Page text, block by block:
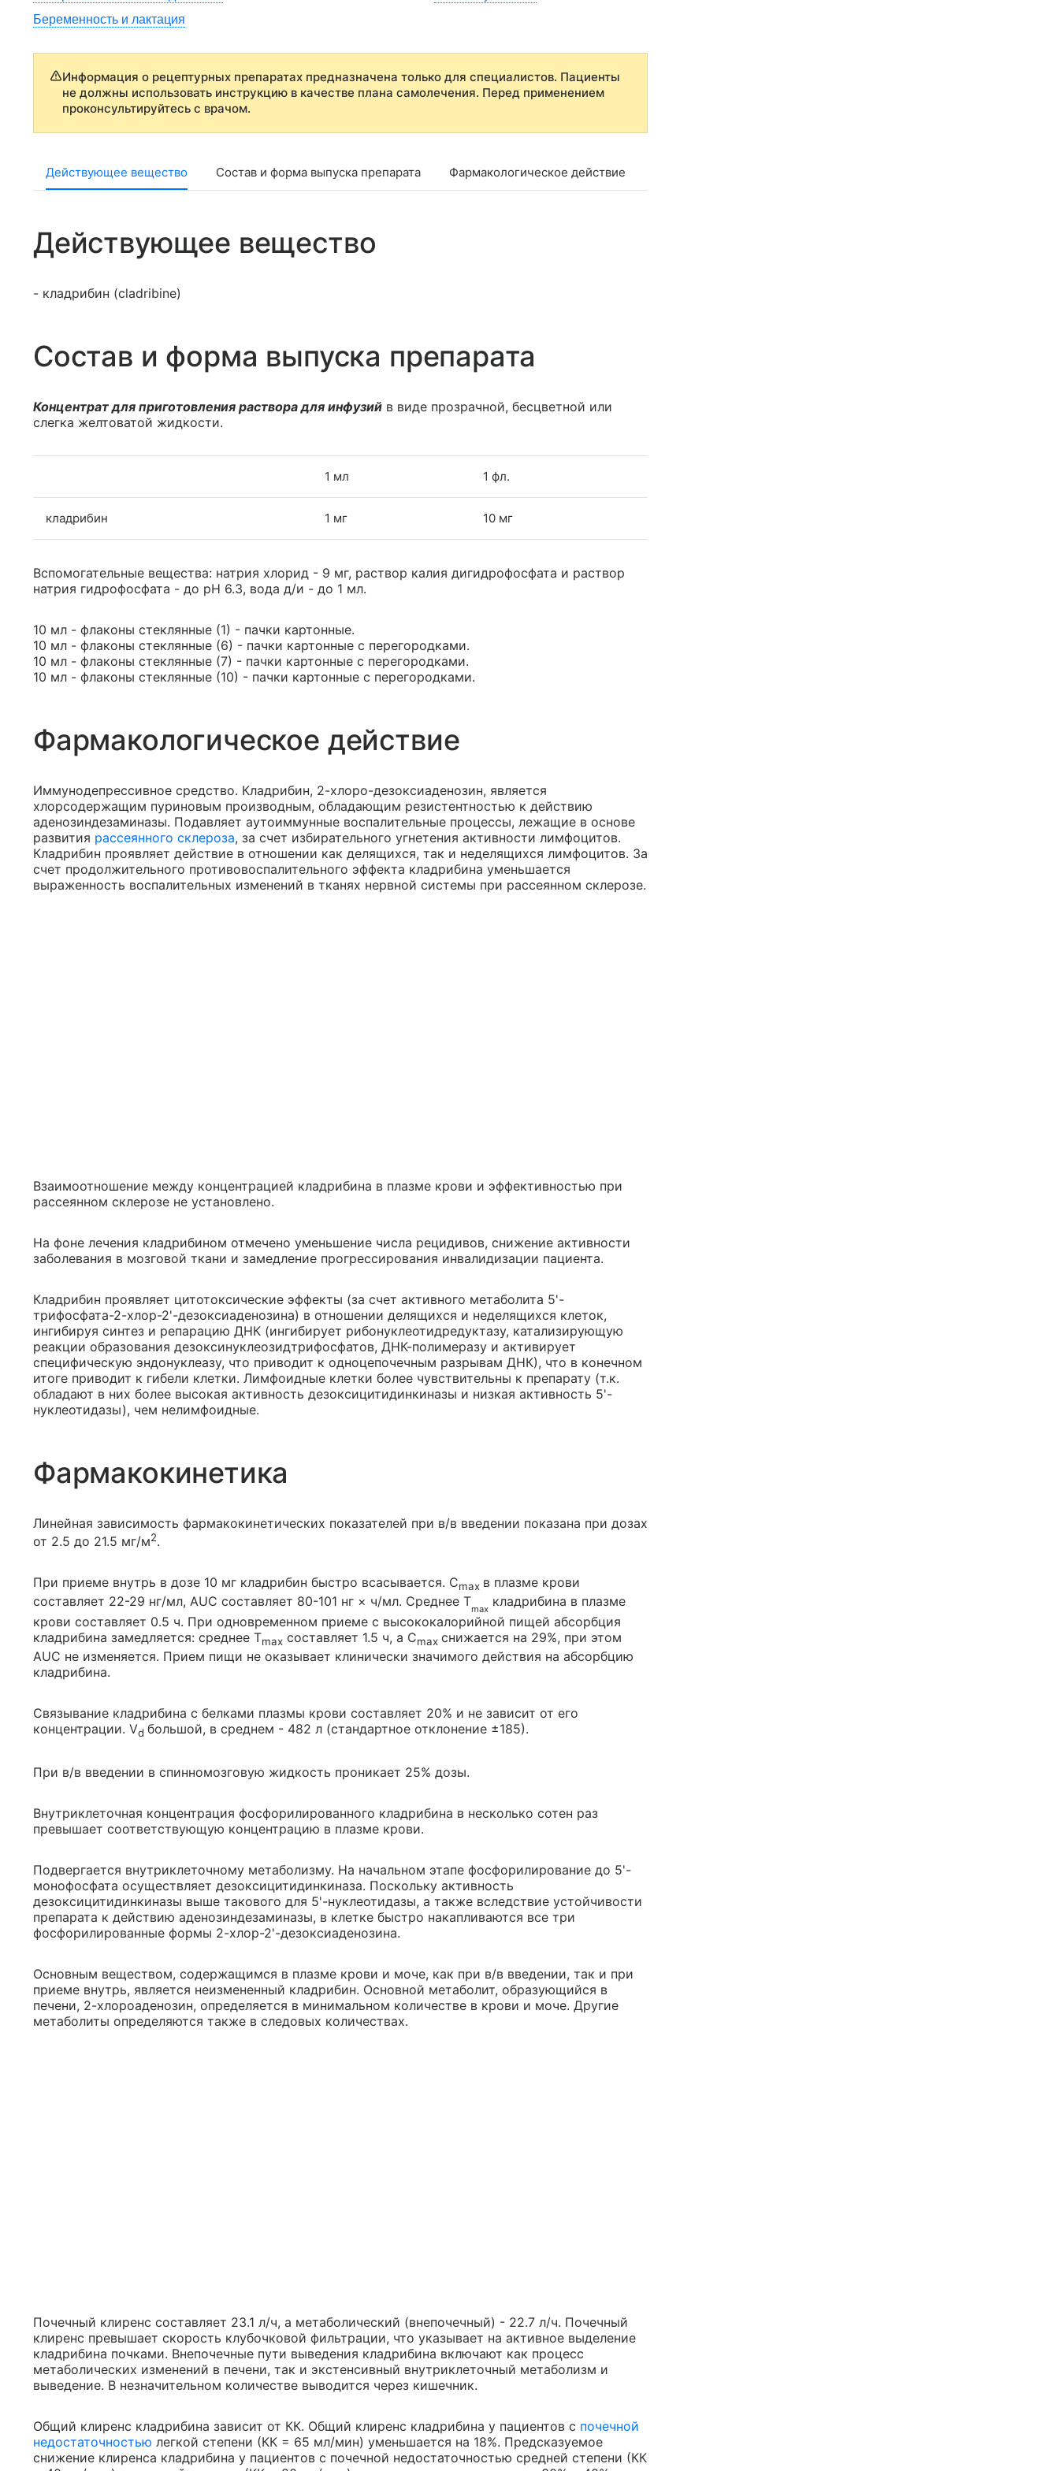
Беременность и лактация
Информация о рецептурных препаратах предназначена только для специалистов. Пациенты
не должны использовать инструкцию в качестве плана самолечения. Перед применением
проконсультируйтесь с врачом.
Действующее вещество Состав и форма выпуска препарата Фармакологическое действие
Действующее вещество
- кладрибин (cladribine)
Состав и форма выпуска препарата
Концентрат для приготовления раствора для инфузий в виде прозрачной, бесцветной или
слегка желтоватой жидкости.
1 мл 1 фл.
кладрибин 1 мг 10 мг
Вспомогательные вещества: натрия хлорид - 9 мг, раствор калия дигидрофосфата и раствор
натрия гидрофосфата - до pH 6.3, вода д/и - до 1 мл.
10 мл - флаконы стеклянные (1) - пачки картонные.
10 мл - флаконы стеклянные (6) - пачки картонные с перегородками.
10 мл - флаконы стеклянные (7) - пачки картонные с перегородками.
10 мл - флаконы стеклянные (10) - пачки картонные с перегородками.
Фармакологическое действие
Иммунодепрессивное средство. Кладрибин, 2-хлоро-дезоксиаденозин, является
хлорсодержащим пуриновым производным, обладающим резистентностью к действию
аденозиндезаминазы. Подавляет аутоиммунные воспалительные процессы, лежащие в основе
развития рассеянного склероза, за счет избирательного угнетения активности лимфоцитов.
Кладрибин проявляет действие в отношении как делящихся, так и неделящихся лимфоцитов. За
счет продолжительного противовоспалительного эффекта кладрибина уменьшается
выраженность воспалительных изменений в тканях нервной системы при рассеянном склерозе.
Взаимоотношение между концентрацией кладрибина в плазме крови и эффективностью при
рассеянном склерозе не установлено.
На фоне лечения кладрибином отмечено уменьшение числа рецидивов, снижение активности
заболевания в мозговой ткани и замедление прогрессирования инвалидизации пациента.
Кладрибин проявляет цитотоксические эффекты (за счет активного метаболита 5'-
трифосфата-2-хлор-2'-дезоксиаденозина) в отношении делящихся и неделящихся клеток,
ингибируя синтез и репарацию ДНК (ингибирует рибонуклеотидредуктазу, катализирующую
реакции образования дезоксинуклеозидтрифосфатов, ДНК-полимеразу и активирует
специфическую эндонуклеазу, что приводит к одноцепочечным разрывам ДНК), что в конечном
итоге приводит к гибели клетки. Лимфоидные клетки более чувствительны к препарату (т.к.
обладают в них более высокая активность дезоксицитидинкиназы и низкая активность 5'-
нуклеотидазы), чем нелимфоидные.
Фармакокинетика
Линейная зависимость фармакокинетических показателей при в/в введении показана при дозах
от 2.5 до 21.5 мг/м2.
При приеме внутрь в дозе 10 мг кладрибин быстро всасывается. Cmax в плазме крови
составляет 22-29 нг/мл, AUC составляет 80-101 нг × ч/мл. Среднее Тmax кладрибина в плазме
крови составляет 0.5 ч. При одновременном приеме с высококалорийной пищей абсорбция
кладрибина замедляется: среднее Тmax составляет 1.5 ч, а Cmax снижается на 29%, при этом
AUC не изменяется. Прием пищи не оказывает клинически значимого действия на абсорбцию
кладрибина.
Связывание кладрибина с белками плазмы крови составляет 20% и не зависит от его
концентрации. Vd большой, в среднем - 482 л (стандартное отклонение ±185).
При в/в введении в спинномозговую жидкость проникает 25% дозы.
Внутриклеточная концентрация фосфорилированного кладрибина в несколько сотен раз
превышает соответствующую концентрацию в плазме крови.
Подвергается внутриклеточному метаболизму. На начальном этапе фосфорилирование до 5'-
монофосфата осуществляет дезоксицитидинкиназа. Поскольку активность
дезоксицитидинкиназы выше такового для 5'-нуклеотидазы, а также вследствие устойчивости
препарата к действию аденозиндезаминазы, в клетке быстро накапливаются все три
фосфорилированные формы 2-хлор-2'-дезоксиаденозина.
Основным веществом, содержащимся в плазме крови и моче, как при в/в введении, так и при
приеме внутрь, является неизмененный кладрибин. Основной метаболит, образующийся в
печени, 2-хлороаденозин, определяется в минимальном количестве в крови и моче. Другие
метаболиты определяются также в следовых количествах.
Почечный клиренс составляет 23.1 л/ч, а метаболический (внепочечный) - 22.7 л/ч. Почечный
клиренс превышает скорость клубочковой фильтрации, что указывает на активное выделение
кладрибина почками. Внепочечные пути выведения кладрибина включают как процесс
метаболических изменений в печени, так и экстенсивный внутриклеточный метаболизм и
выведение. В незначительном количестве выводится через кишечник.
Общий клиренс кладрибина зависит от КК. Общий клиренс кладрибина у пациентов с почечной
недостаточностью легкой степени (КК = 65 мл/мин) уменьшается на 18%. Предсказуемое
снижение клиренса кладрибина у пациентов с почечной недостаточностью средней степени (КК